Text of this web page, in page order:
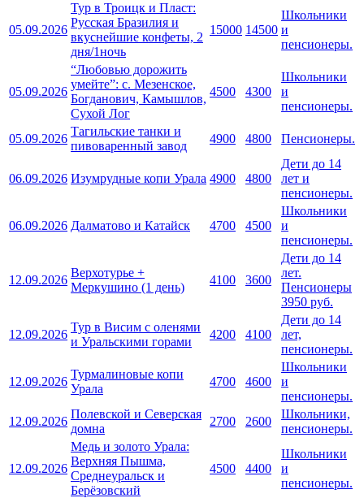
05.09.2026
Тур в Троицк и Пласт:
Русская Бразилия и
вкуснейшие конфеты, 2
дня/1ночь
15000 14500
Школьники
и
пенсионеры.
05.09.2026
“Любовью дорожить
умейте”: с. Мезенское,
Богданович, Камышлов,
Сухой Лог
4500 4300
Школьники
и
пенсионеры.
05.09.2026
Тагильские танки и
пивоваренный завод
4900 4800 Пенсионеры.
06.09.2026 Изумрудные копи Урала 4900 4800
Дети до 14
лет и
пенсионеры.
06.09.2026 Далматово и Катайск 4700 4500
Школьники
и
пенсионеры.
12.09.2026
Верхотурье +
Меркушино (1 день)
4100 3600
Дети до 14
лет.
Пенсионеры
3950 руб.
12.09.2026
Тур в Висим с оленями
и Уральскими горами
4200 4100
Дети до 14
лет,
пенсионеры.
12.09.2026
Турмалиновые копи
Урала
4700 4600
Школьники
и
пенсионеры.
12.09.2026
Полевской и Северская
домна
2700 2600
Школьники,
пенсионеры.
12.09.2026
Медь и золото Урала:
Верхняя Пышма,
Среднеуральск и
Берёзовский
4500 4400
Школьники
и
пенсионеры.